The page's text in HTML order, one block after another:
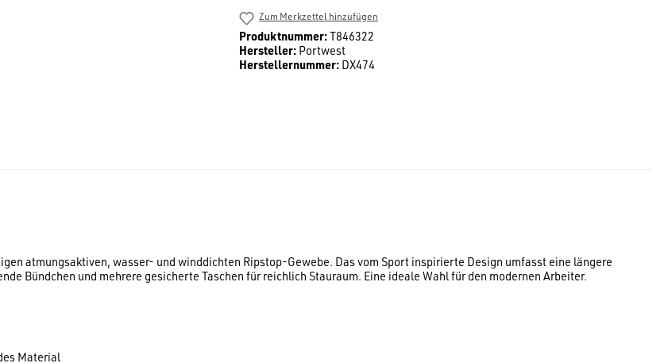
Zum Merkzettel hinzufügen
Produktnummer:T846322
Hersteller: Portwest
Herstellernummer: DX474
atmungsaktiven, wasser- und winddichten Ripstop-Gewebe. Das vom Sport inspirierte Design umfasst eine längere
Bündchen und mehrere gesicherte Taschen für reichlich Stauraum. Eine ideale Wahl für den modernen Arbeiter.
Material